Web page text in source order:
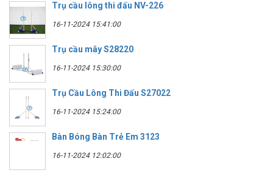
Trụ cầu lông thi đấu NV-226
16-11-2024 15:41:00
Trụ cầu mây S28220
16-11-2024 15:30:00
Trụ Cầu Lông Thi Đấu S27022
16-11-2024 15:24:00
Bàn Bóng Bàn Trẻ Em 3123
16-11-2024 12:02:00